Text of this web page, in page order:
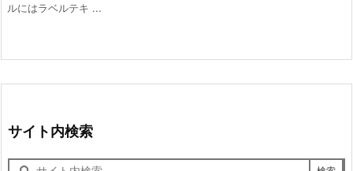
ルにはラベルテキ ...
サイト内検索
サ